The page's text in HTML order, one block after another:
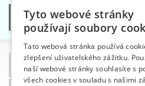
Kategorie
Informace
Tyto webové stránky
používají soubory
Tato webová stránka používá
zlepšení uživatelského zážitku.
naší webové stránky souhlasíte s
všech cookies v souladu s našimi